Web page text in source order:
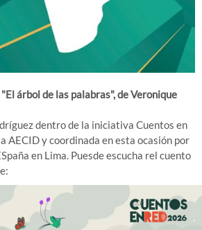
árbol de las palabras", de Veronique
dentro de la iniciativa Cuentos en
AECID y coordinada en esta ocasión por
en Lima. Puesde escucha rel cuento